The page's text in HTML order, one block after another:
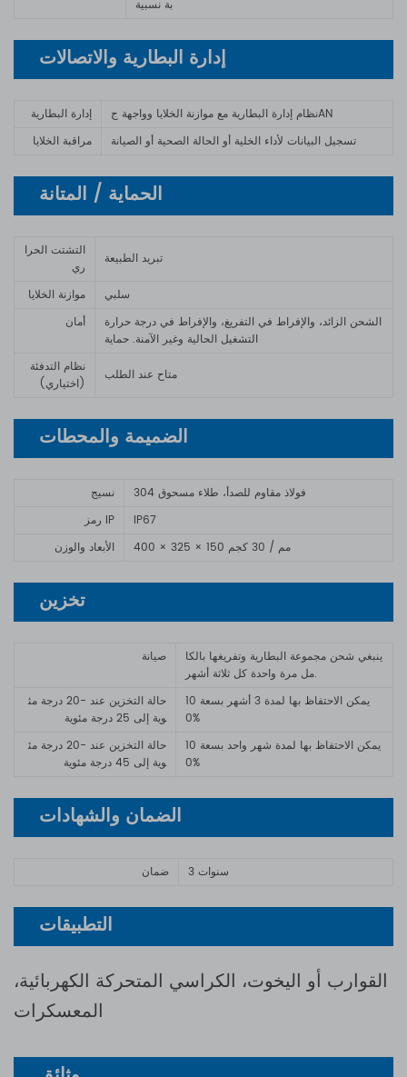
بة نسبية
إدارة البطارية والاتصالات
إدارة البطارية
نظام إدارة البطارية مع موازنة الخلايا وواجهة جAN
مراقبة الخلايا
تسجيل البيانات لأداء الخلية أو الحالة الصحية أو الصيانة
الحماية / المتانة
التشتت الحرا
ري
تبريد الطبيعة
موازنة الخلايا
سلبي
أمان
الشحن الزائد، والإفراط في التفريغ، والإفراط في درجة حرارة
التشغيل الحالية وغير الآمنة. حماية
نظام التدفئة
(اختياري)
متاح عند الطلب
الضميمة والمحطات
نسيج
304 فولاذ مقاوم للصدأ، طلاء مسحوق
رمز IP
IP67
الأبعاد والوزن
400 × 325 × 150 مم / 30 كجم
تخزين
صيانة
ينبغي شحن مجموعة البطارية وتفريغها بالكا
مل مرة واحدة كل ثلاثة أشهر.
حالة التخزين عند -20 درجة مئ
وية إلى 25 درجة مئوية
يمكن الاحتفاظ بها لمدة 3 أشهر بسعة 10
0%
حالة التخزين عند -20 درجة مئ
وية إلى 45 درجة مئوية
يمكن الاحتفاظ بها لمدة شهر واحد بسعة 10
0%
الضمان والشهادات
ضمان 3 سنوات
التطبيقات
القوارب أو اليخوت، الكراسي المتحركة الكهربائية،
المعسكرات